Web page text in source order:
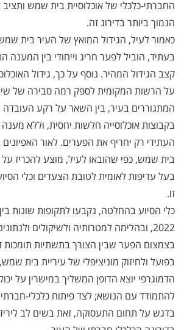
הנמוך ביותר בדירוג זה.
כאמור לעיל, הגידול המואץ של העיר בית
בעתיד, הוביל לפער חריג וייחודי בין המענה
קצב הגידול המהיר. נוסף על כך, גידול
על הרשות המקומית לספק רמה סבירה של
המתגוררים בעיר, בין השאר על רקע העובדה
בקבוצות אוכלוסייה חלשות יחסית, וללא מענה
העתידי רק יחריף את הפערים. לאור האפיונים
בית שמש, כפי שהובאו לעיל, מוצע להכריז
בעל עדיפות לאומית לטובת הצעדים וכלי
זו.
2022, ובהלימה למטרותיה ולשיקולים
בצמצום הפער שבין הצורך בתשתיות תומכות
בפועל ולחיזוק מוניציפלי של עיריית בית
הדמוגרפי יוצא הדופן המשליך במישרין על
להתמודד עם הנושא; לצד פיתוח כלכלי-
בדגש על תחום התעסוקה, זאת בשים לב